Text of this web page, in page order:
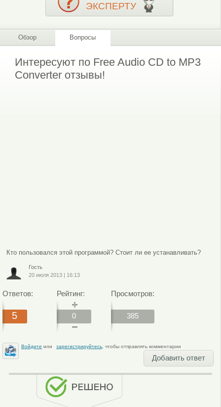
ЭКСПЕРТУ
Обзор Вопросы
Интересуют по Free Audio CD to MP3
Converter отзывы!
Кто пользовался этой программой? Стоит ли ее устанавливать?
Гость
20 июля 2013| 16:13
Ответов:
5
Рейтинг:
0
Просмотров:
385
Войдите или зарегистрируйтесь, чтобы отправлять комментарии
Добавить ответ